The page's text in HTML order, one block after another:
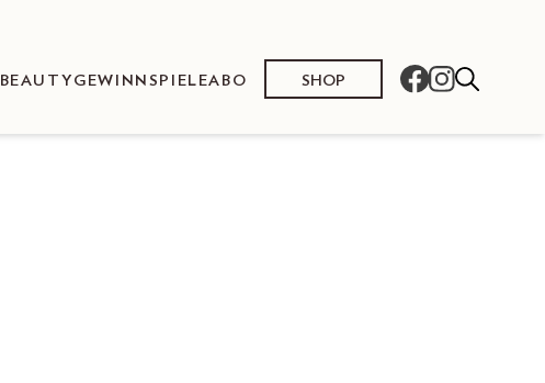
BEAUTY GEWINNSPIELEABO SHOP